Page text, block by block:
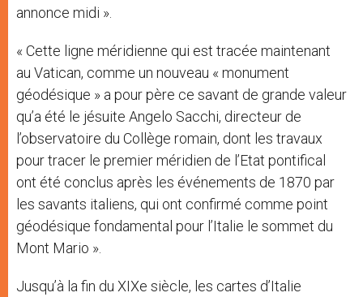
annonce midi ».
« Cette ligne méridienne qui est tracée maintenant
au Vatican, comme un nouveau « monument
géodésique » a pour père ce savant de grande valeur
qu’a été le jésuite Angelo Sacchi, directeur de
l’observatoire du Collège romain, dont les travaux
pour tracer le premier méridien de l’Etat pontifical
ont été conclus après les événements de 1870 par
les savants italiens, qui ont confirmé comme point
géodésique fondamental pour l’Italie le sommet du
Mont Mario ».
Jusqu’à la fin du XIXe siècle, les cartes d’Italie